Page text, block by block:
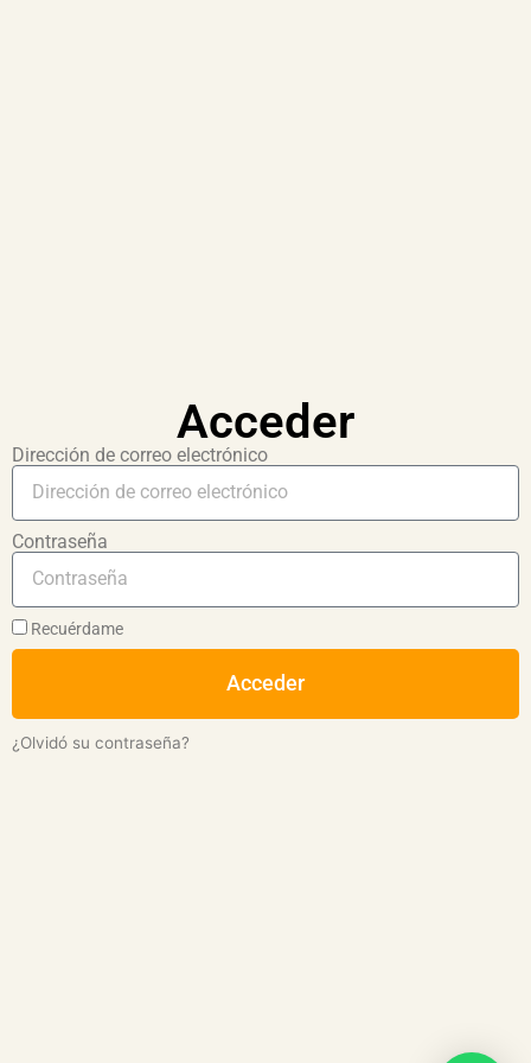
Acceder
Dirección de correo electrónico
Contraseña
Recuérdame
Acceder
¿Olvidó su contraseña?